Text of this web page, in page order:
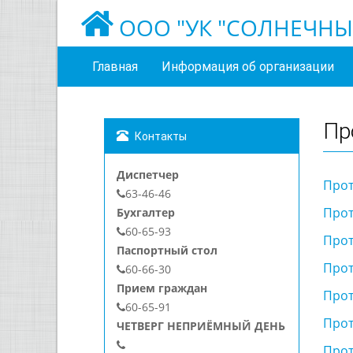
ООО "УК
Главная Информация об организации
Контакты
Диспетчер
63-46-46
Бухгалтер
60-65-93
Паспортный стол
60-66-30
Прием граждан
60-65-91
ЧЕТВЕРГ НЕПРИЁМНЫЙ ДЕНЬ